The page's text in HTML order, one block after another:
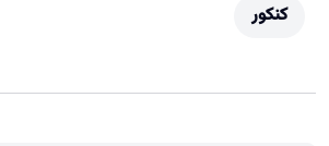
کنکور